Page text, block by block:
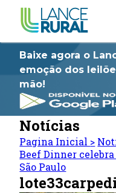
Baixe agora o
emoção dos
mão!
Notícias
Pagina Inicial >
Beef Dinner
São Paulo